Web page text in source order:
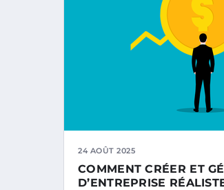
24 AOÛT 2025
COMMENT CRÉER ET
D’ENTREPRISE